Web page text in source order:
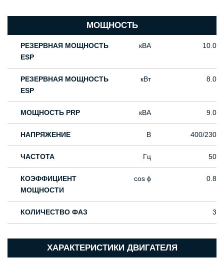
МОЩНОСТЬ
РЕЗЕРВНАЯ МОЩНОСТЬ
ESP
кВА 10.0
РЕЗЕРВНАЯ МОЩНОСТЬ
ESP
кВт 8.0
МОЩНОСТЬ PRP кВА 9.0
НАПРЯЖЕНИЕ В 400/230
ЧАСТОТА Гц 50
КОЭФФИЦИЕНТ
МОЩНОСТИ
cos ϕ 0.8
КОЛИЧЕСТВО ФАЗ 3
ХАРАКТЕРИСТИКИ ДВИГАТЕЛЯ